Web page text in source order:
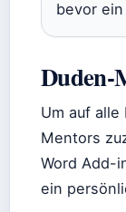
bevor
Duden-
Um auf
Mentors
Word Add-
ein